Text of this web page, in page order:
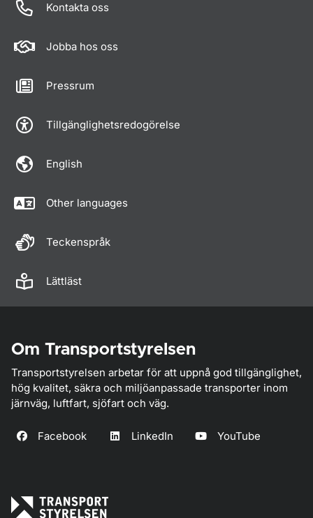
Kontakta oss
Jobba hos oss
Pressrum
Tillgänglighetsredogörelse
English
Other languages
Teckenspråk
Lättläst
Om Transportstyrelsen
Transportstyrelsen arbetar för att uppnå god tillgänglighet,
hög kvalitet, säkra och miljöanpassade transporter inom
järnväg, luftfart, sjöfart och väg.
Facebook LinkedIn YouTube